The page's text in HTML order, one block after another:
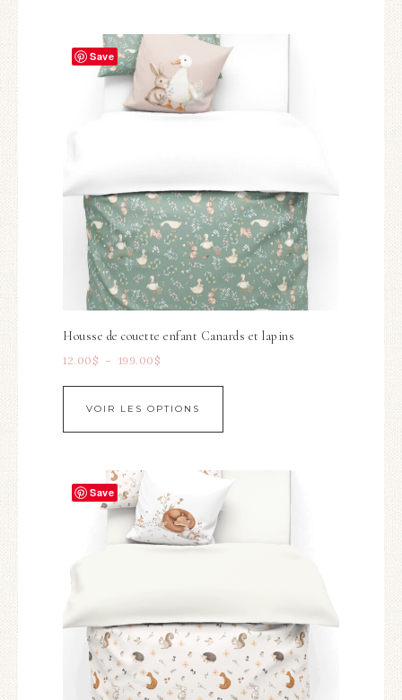
Save
Housse de couette enfant Canards et lapins
12.00 $ – 199.00 $
VOIR LES OPTIONS
Save